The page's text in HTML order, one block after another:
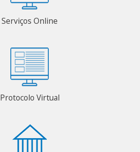
Serviços Online
Protocolo Virtual